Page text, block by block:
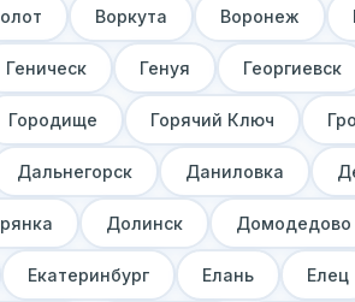
Воркута Воронеж
Геническ Генуя Георгиевск
Городище Горячий Ключ
Дальнегорск Даниловка
Долинск Домодедово
Екатеринбург Елань Елец